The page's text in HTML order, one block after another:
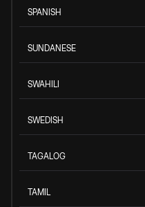
SPANISH
SUNDANESE
SWAHILI
SWEDISH
TAGALOG
TAMIL